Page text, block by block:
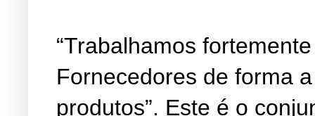
“Trabalhamos
Fornecedores de forma
produtos”. Este é o